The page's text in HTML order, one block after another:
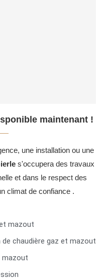
maintenant !
une installation ou une
s'occupera des travaux
et dans le respect des
climat de confiance .
mazout
chaudière gaz et mazout
mazout